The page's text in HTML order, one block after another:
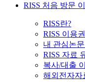
RISS 처음 방문
RISS란?
RISS 이용
내 관심논
RISS 자료
복사/대출
해외전자자